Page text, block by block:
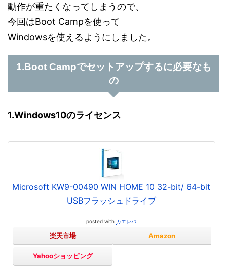
動作が重たくなってしまうので、
今回はBoot Campを使って
Windowsを使えるようにしました。
1.Boot Campでセットアップするに必要なも
の
1.Windows10のライセンス
Microsoft KW9-00490 WIN HOME 10 32-bit/ 64-bit
USBフラッシュドライブ
posted with カエレバ
楽天市場 Amazon
Yahooショッピング